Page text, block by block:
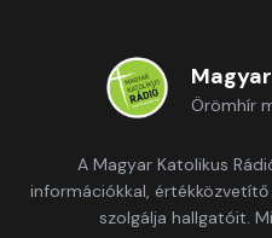
Örömhír
A Magyar Katolikus
információkkal,
szolgálja hallgatóit.